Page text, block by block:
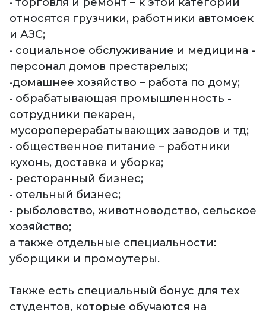
относятся грузчики, работники автомоек
и АЗС;
• социальное обслуживание и медицина -
персонал домов престарелых;
•домашнее хозяйство – работа по дому;
• обрабатывающая промышленность -
сотрудники пекарен,
мусороперерабатывающих заводов и тд;
• общественное питание – работники
кухонь, доставка и уборка;
• ресторанный бизнес;
• отельный бизнес;
• рыболовство, животноводство, сельское
хозяйство;
а также отдельные специальности:
уборщики и промоутеры.
Также есть специальный бонус для тех
студентов, которые обучаются на